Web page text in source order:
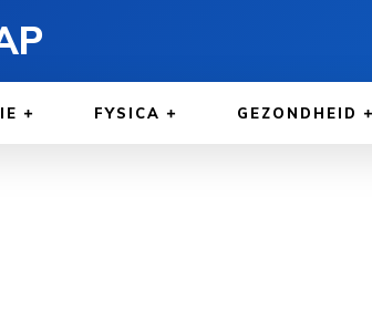
FYSICA GEZONDHEID